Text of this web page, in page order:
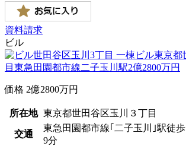
資料請求
ビル
価格 2億2800万円
所在地 東京都世田谷区玉川３丁目
交通
東急田園都市線｢二子玉川｣駅徒歩
9分